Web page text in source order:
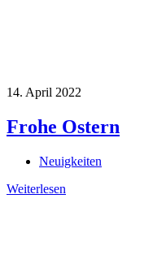
14. April 2022
Frohe Ostern
Neuigkeiten
Weiterlesen